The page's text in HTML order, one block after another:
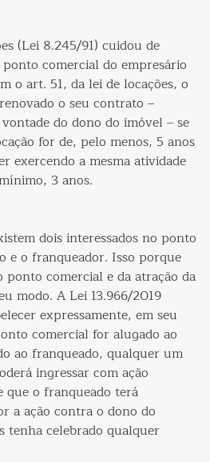
(Lei 8.245/91) cuidou de
comercial do empresário
o art. 51, da lei de locações, o
o seu contrato –
do dono do imóvel – se
for de, pelo menos, 5 anos
exercendo a mesma atividade
3 anos.
dois interessados no ponto
e o franqueador. Isso porque
ponto comercial e da atração da
modo. A Lei 13.966/2019
expressamente, em seu
comercial for alugado ao
ao franqueado, qualquer um
ingressar com ação
que o franqueado terá
a ação contra o dono do
tenha celebrado qualquer